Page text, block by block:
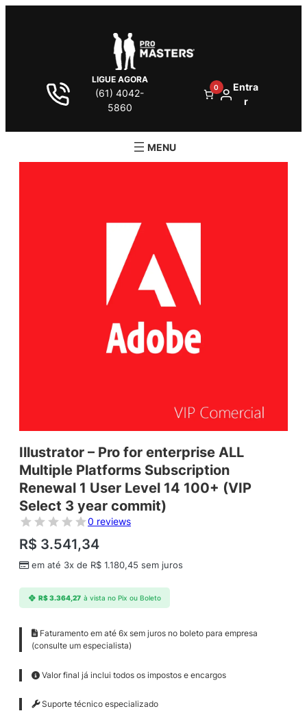
LIGUE AGORA
(61) 4042-
5860
0
Entra
r
Illustrator – Pro for enterprise ALL
Multiple Platforms Subscription
Renewal 1 User Level 14 100+ (VIP
Select 3 year commit)
0 reviews
R$ 3.541,34
em até 3x de R$ 1.180,45 sem juros
R$3.364,27 à vista no Pix ou Boleto
Faturamento em até 6x sem juros no boleto para empresa
(consulte um especialista)
Valor final já inclui todos os impostos e encargos
Suporte técnico especializado